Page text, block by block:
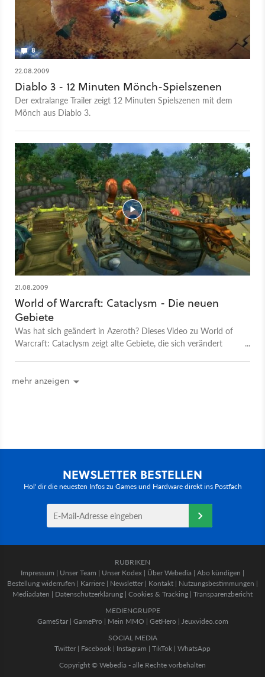
8
22.08.2009
Diablo 3 - 12 Minuten Mönch-Spielszenen
Der extralange Trailer zeigt 12 Minuten Spielszenen mit dem
Mönch aus Diablo 3.
21.08.2009
World of Warcraft: Cataclysm - Die neuen
Gebiete
Was hat sich geändert in Azeroth? Dieses Video zu World of
Warcraft: Cataclysm zeigt alte Gebiete, die sich verändert
mehr anzeigen
NEWSLETTER BESTELLEN
Hol' dir die neuesten Infos zu Games und Hardware direkt ins Postfach
RUBRIKEN
Impressum | Unser Team | Unser Kodex | Über Webedia | Abo kündigen |
Bestellung widerrufen | Karriere | Newsletter | Kontakt | Nutzungsbestimmungen |
Mediadaten | Datenschutzerklärung | Cookies & Tracking | Transparenzbericht
MEDIENGRUPPE
GameStar| GamePro | Mein MMO | GetHero | Jeuxvideo.com
SOCIAL MEDIA
Twitter | Facebook | Instagram | TikTok | WhatsApp
Copyright © Webedia - alle Rechte vorbehalten